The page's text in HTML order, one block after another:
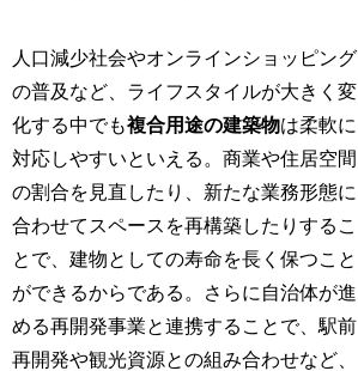
人口減少社会やオンラインショッピング
の普及など、ライフスタイルが大きく変
化する中でも複合用途の建築物は柔軟に
対応しやすいといえる。商業や住居空間
の割合を見直したり、新たな業務形態に
合わせてスペースを再構築したりするこ
とで、建物としての寿命を長く保つこと
ができるからである。さらに自治体が進
める再開発事業と連携することで、駅前
再開発や観光資源との組み合わせなど、